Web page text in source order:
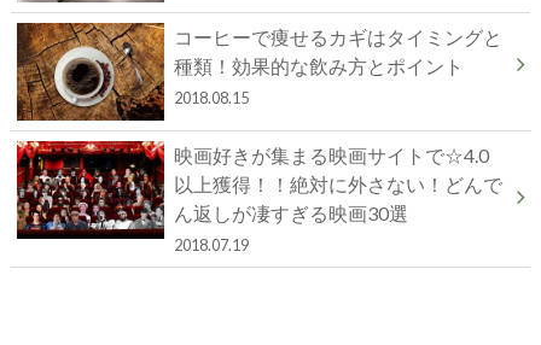
コーヒーで痩せるカギはタイミングと
種類！効果的な飲み方とポイント
2018.08.15
映画好きが集まる映画サイトで☆4.0
以上獲得！！絶対に外さない！どんで
ん返しが凄すぎる映画30選
2018.07.19